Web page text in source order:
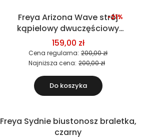
OkazjaFreya Arizona Wave strój
kąpielowy dwuczęściowy
(biustonosz)
159,00 zł
Cena regularna: 200,00 zł
-21%
Najniższa cena: 200,00 zł
Do koszyka
Nowość
Freya Sydnie biustonosz braletka,
czarny